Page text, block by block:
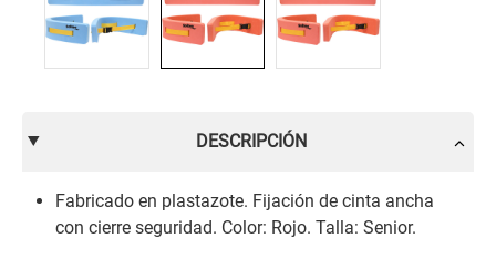
DESCRIPCIÓN
Fabricado en plastazote. Fijación de cinta ancha
con cierre seguridad. Color: Rojo. Talla: Senior.